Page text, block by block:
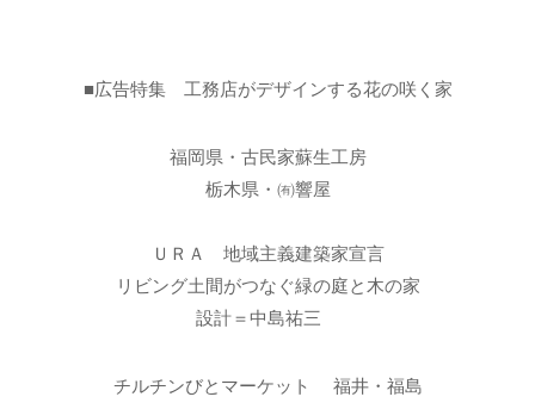
■広告特集 工務店がデザインする花の咲く家
福岡県・古民家蘇生工房
栃木県・㈲響屋
ＵＲＡ 地域主義建築家宣言
リビング土間がつなぐ緑の庭と木の家
設計＝中島祐三
チルチンびとマーケット 福井・福島